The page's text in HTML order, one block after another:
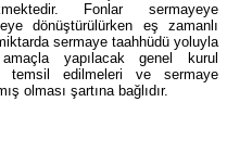
Fonlar sermayeye
dönüştürülürken eş zamanlı
sermaye taahhüdü yoluyla
yapılacak genel kurul
temsil edilmeleri ve sermaye
olması şartına bağlıdır.